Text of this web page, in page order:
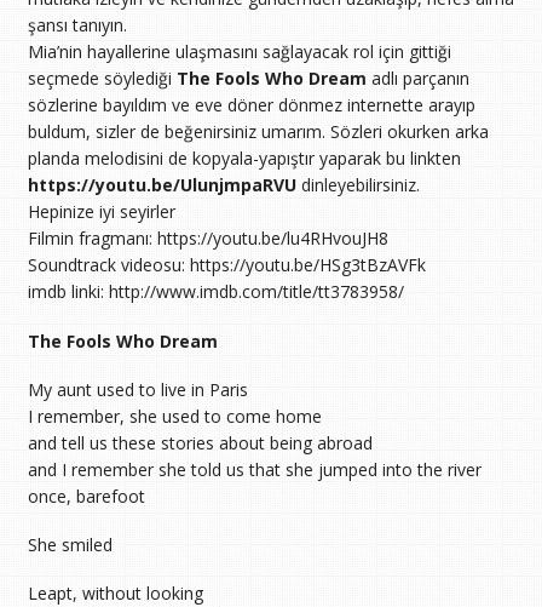
şansı tanıyın.
Mia’nin hayallerine ulaşmasını sağlayacak rol için gittiği
seçmede söylediği The Fools Who Dream adlı parçanın
sözlerine bayıldım ve eve döner dönmez internette arayıp
buldum, sizler de beğenirsiniz umarım. Sözleri okurken arka
planda melodisini de kopyala-yapıştır yaparak bu linkten
https://youtu.be/UlunjmpaRVU dinleyebilirsiniz.
Hepinize iyi seyirler
Filmin fragmanı: https://youtu.be/lu4RHvouJH8
Soundtrack videosu: https://youtu.be/HSg3tBzAVFk
imdb linki: http://www.imdb.com/title/tt3783958/
The Fools Who Dream
My aunt used to live in Paris
I remember, she used to come home
and tell us these stories about being abroad
and I remember she told us that she jumped into the river
once, barefoot
She smiled
Leapt, without looking